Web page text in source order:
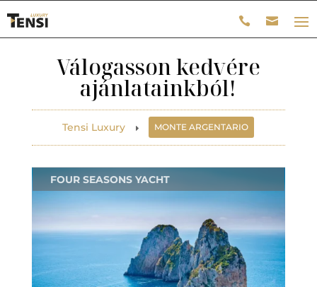
Válogasson kedvére
ajánlatainkból!
Tensi Luxury E MONTE ARGENTARIO
FOUR SEASONS YACHT